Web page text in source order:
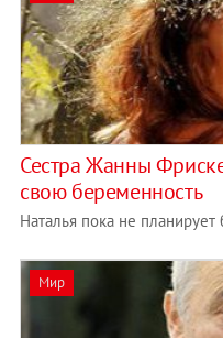
Сестра Жанны
свою беременность
Наталья пока не
Мир